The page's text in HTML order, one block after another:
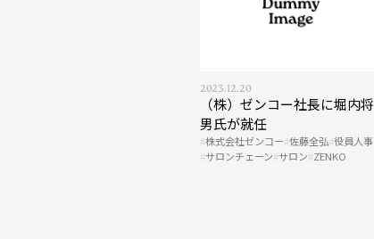
2023.12.20
（株）ゼンコー社長に堀内将
男氏が就任
株式会社ゼンコー 佐藤全弘 役員人事
サロンチェーン サロン ZENKO